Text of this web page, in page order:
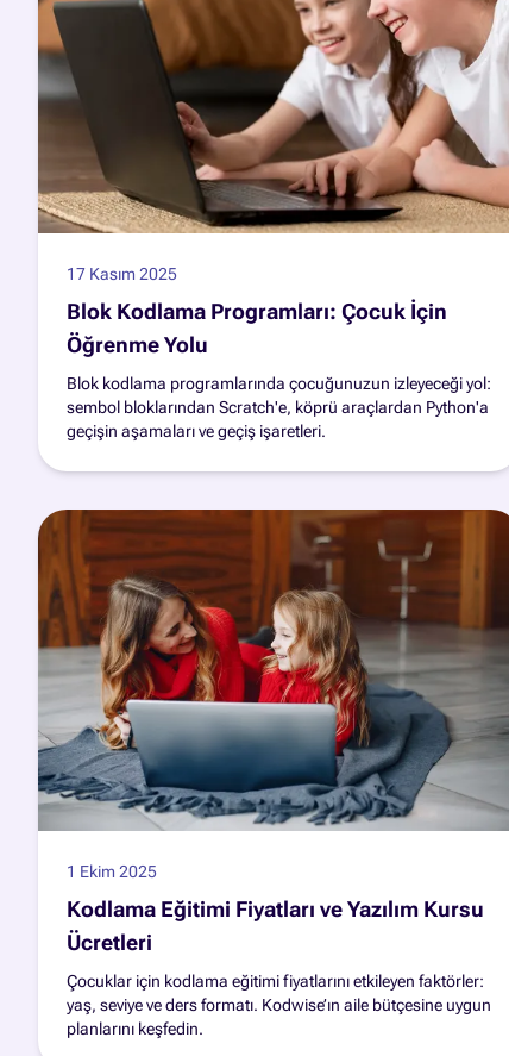
17 Kasım 2025
Blok Kodlama Programları: Çocuk İçin
Öğrenme Yolu
Blok kodlama programlarında çocuğunuzun izleyeceği yol:
sembol bloklarından Scratch'e, köprü araçlardan Python'a
geçişin aşamaları ve geçiş işaretleri.
1 Ekim 2025
Kodlama Eğitimi Fiyatları ve Yazılım Kursu
Ücretleri
Çocuklar için kodlama eğitimi fiyatlarını etkileyen faktörler:
yaş, seviye ve ders formatı. Kodwise’ın aile bütçesine uygun
planlarını keşfedin.